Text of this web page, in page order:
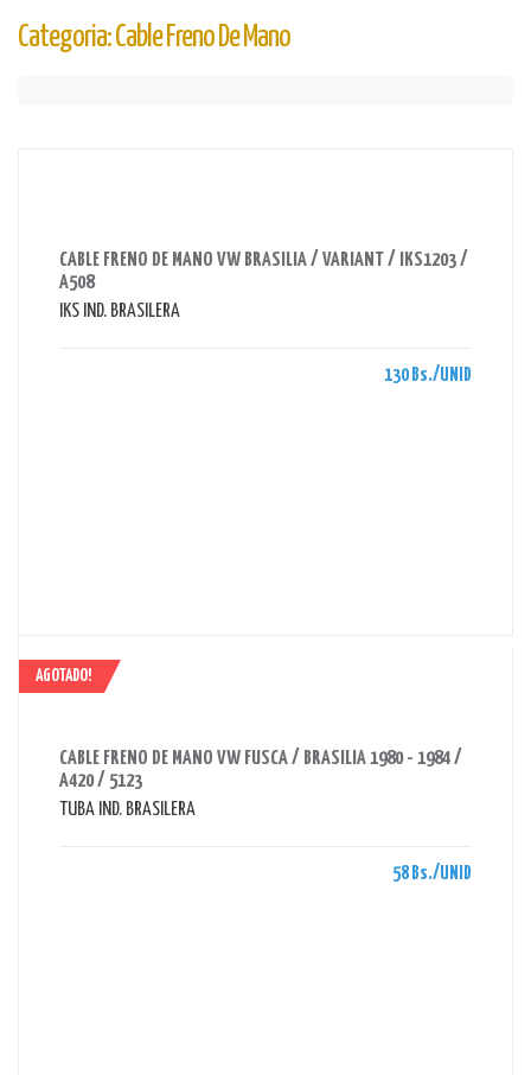
Categoria: Cable Freno De Mano
CABLE FRENO DE MANO VW BRASILIA / VARIANT / IKS1203 /
A508
IKS IND. BRASILERA
130 Bs./UNID
AGOTADO!
CABLE FRENO DE MANO VW FUSCA / BRASILIA 1980 - 1984 /
A420 / 5123
TUBA IND. BRASILERA
58 Bs./UNID